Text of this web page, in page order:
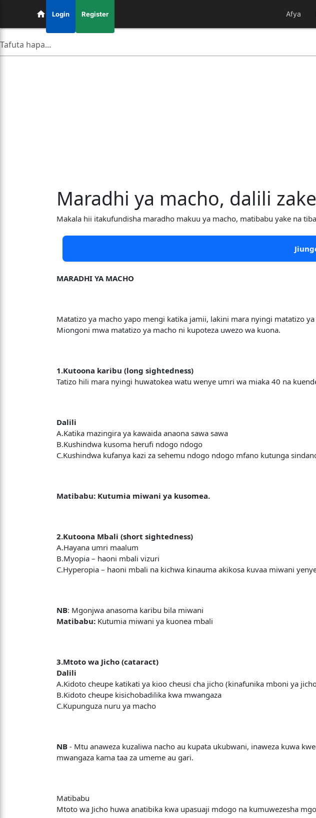
Login Register Afya
Maradhi ya macho, dalili
Makala hii itakufundisha maradho makuu ya macho, matibabu yake na
MARADHI YA MACHO
Matatizo ya macho yapo mengi katika jamii, lakini mara nyingi matatizo
Miongoni mwa matatizo ya macho ni kupoteza uwezo wa kuona.
1.Kutoona karibu (long sightedness)
Tatizo hili mara nyingi huwatokea watu wenye umri wa miaka 40 na
Dalili
A.Katika mazingira ya kawaida anaona sawa sawa
B.Kushindwa kusoma herufi ndogo ndogo
C.Kushindwa kufanya kazi za sehemu ndogo ndogo mfano kutunga
Matibabu: Kutumia miwani ya kusomea.
2.Kutoona Mbali (short sightedness)
A.Hayana umri maalum
B.Myopia – haoni mbali vizuri
C.Hyperopia – haoni mbali na kichwa kinauma akikosa kuvaa miwani
NB: Mgonjwa anasoma karibu bila miwani
Matibabu: Kutumia miwani ya kuonea mbali
3.Mtoto wa Jicho (cataract)
Dalili
A.Kidoto cheupe katikati ya kioo cheusi cha jicho (kinafunika mboni ya
B.Kidoto cheupe kisichobadilika kwa mwangaza
C.Kupunguza nuru ya macho
NB - Mtu anaweza kuzaliwa nacho au kupata ukubwani, inaweza kuwa
mwangaza kama taa za umeme au gari.
Matibabu
Mtoto wa Jicho huwa anatibika kwa upasuaji mdogo na kumuwezesha